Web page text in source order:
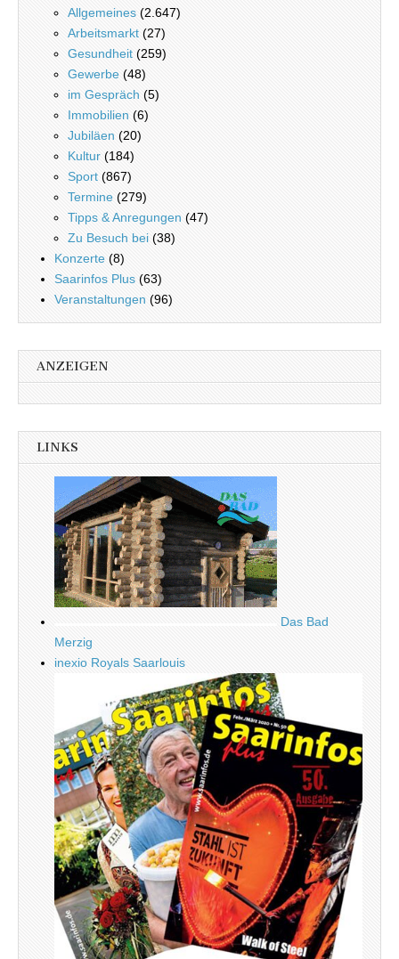
Allgemeines (2.647)
Arbeitsmarkt (27)
Gesundheit (259)
Gewerbe (48)
im Gespräch (5)
Immobilien (6)
Jubiläen (20)
Kultur (184)
Sport (867)
Termine (279)
Tipps & Anregungen (47)
Zu Besuch bei (38)
Konzerte (8)
Saarinfos Plus (63)
Veranstaltungen (96)
ANZEIGEN
LINKS
Das Bad
Merzig
inexio Royals Saarlouis